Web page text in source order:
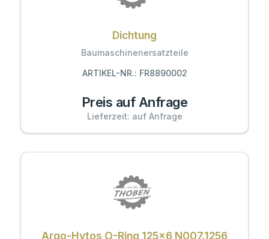
Dichtung
Baumaschinenersatzteile
ARTIKEL-NR.: FR8890002
Preis auf Anfrage
Lieferzeit: auf Anfrage
Argo-Hytos O-Ring 125x6 N007.1256